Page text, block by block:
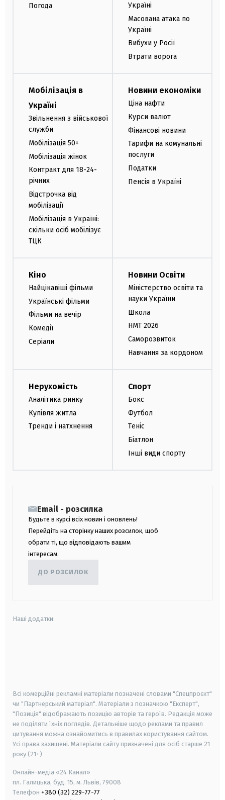
Погода
Україні
Масована атака по
Україні
Вибухи у Росії
Втрати ворога
Мобілізація в
Україні
Звільнення з військової
служби
Мобілізація 50+
Мобілізація жінок
Контракт для 18-24-
річних
Відстрочка від
мобілізації
Мобілізація в Україні:
скільки осіб мобілізує
ТЦК
Новини економіки
Ціна нафти
Курси валют
Фінансові новини
Тарифи на комунальні
послуги
Податки
Пенсія в Україні
Кіно
Найцікавіші фільми
Українські фільми
Фільми на вечір
Комедії
Серіали
Новини Освіти
Міністерство освіти та
науки України
Школа
НМТ 2026
Саморозвиток
Навчання за кордоном
Нерухомість
Аналітика ринку
Купівля житла
Тренди і натхнення
Спорт
Бокс
Футбол
Теніс
Біатлон
Інші види спорту
Email - розсилка
Будьте в курсі всіх новин і оновлень!
Перейдіть на сторінку наших розсилок, щоб
обрати ті, що відповідають вашим
інтересам.
ДО РОЗСИЛОК
Наші додатки:
Всі комерційні рекламні матеріали позначені словами "Спецпроєкт"
чи "Партнерський матеріал". Матеріали з позначкою "Експерт",
"Позиція" відображають позицію авторів та героїв. Редакція може
не поділяти їхніх поглядів. Детальніше щодо реклами та правил
цитування можна ознайомитись в правилах користування сайтом.
Усі права захищені. Матеріали сайту призначені для осіб старше 21
року (21+)
Онлайн-медіа «24 Канал»
пл. Галицька, буд. 15, м. Львів, 79008
Телефон +380 (32) 229-77-77